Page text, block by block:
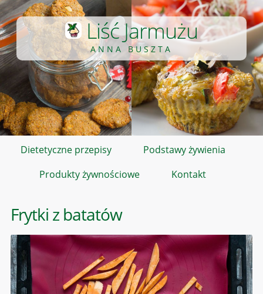
Liść Jarmużu
ANNA BUSZTA
Dietetyczne przepisy
Podstawy żywienia
Produkty żywnościowe
Kontakt
Frytki z batatów